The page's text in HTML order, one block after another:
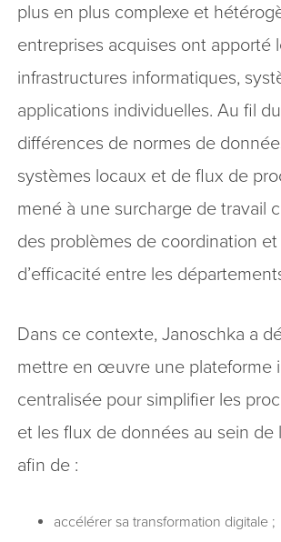
plus en plus complexe et
entreprises acquises ont apporté
infrastructures informatiques,
applications individuelles. Au fil
différences de normes de
systèmes locaux et de flux de
mené à une surcharge de travail
des problèmes de coordination
d’efficacité entre les
Dans ce contexte, Janoschka a
mettre en œuvre une plateforme
centralisée pour simplifier les
et les flux de données au sein de
afin de :
accélérer sa transformation digitale ;